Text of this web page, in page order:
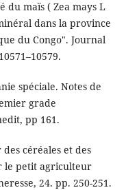
du maïs ( Zea mays L
dans la province
du Congo". Journal
spéciale. Notes de
grade
pp 161.
des céréales et des
le petit agriculteur
24. pp. 250-251.